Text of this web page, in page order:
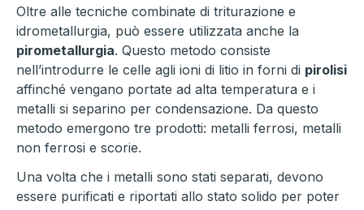
Oltre alle tecniche combinate di triturazione e
idrometallurgia, può essere utilizzata anche la
pirometallurgia. Questo metodo consiste
nell’introdurre le celle agli ioni di litio in forni di pirolisi
affinché vengano portate ad alta temperatura e i
metalli si separino per condensazione. Da questo
metodo emergono tre prodotti: metalli ferrosi, metalli
non ferrosi e scorie.
Una volta che i metalli sono stati separati, devono
essere purificati e riportati allo stato solido per poter